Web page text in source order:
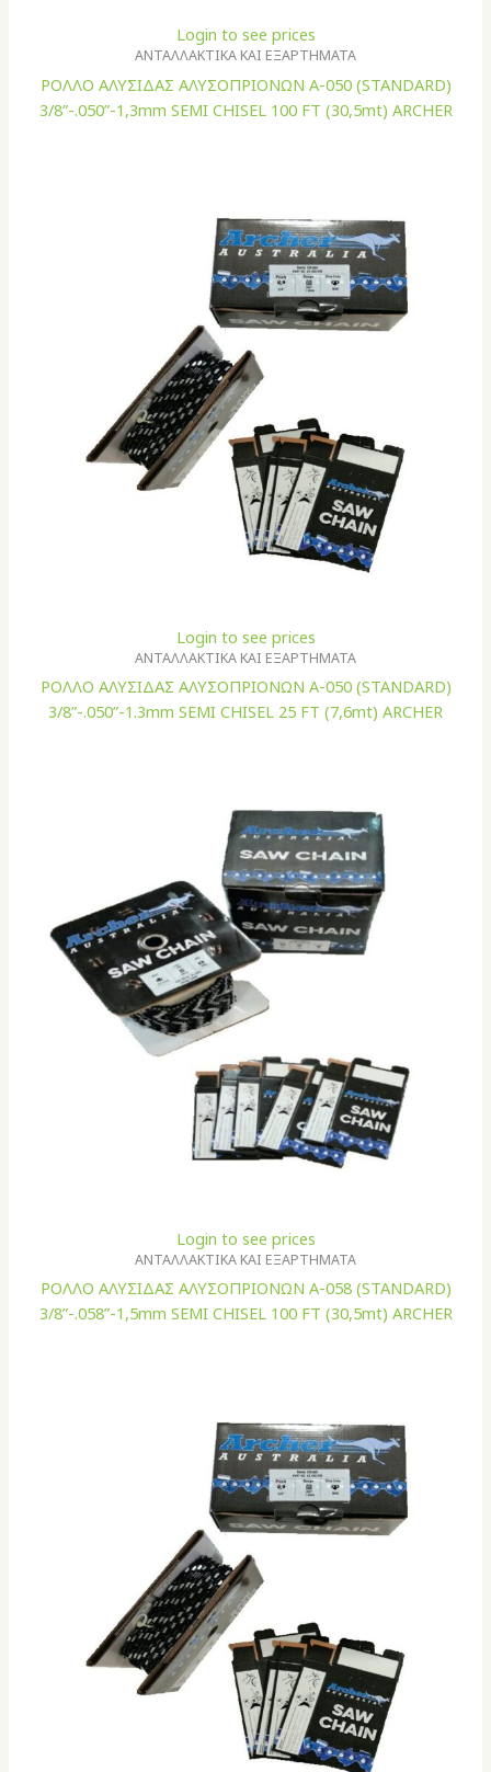
Login to see prices
ΑΝΤΑΛΛΑΚΤΙΚΑ ΚΑΙ ΕΞΑΡΤΗΜΑΤΑ
ΡΟΛΛΟ ΑΛΥΣΙΔΑΣ ΑΛΥΣΟΠΡΙΟΝΩΝ A-050 (STANDARD)
3/8”-.050”-1,3mm SEMI CHISEL 100 FT (30,5mt) ARCHER
Login to see prices
ΑΝΤΑΛΛΑΚΤΙΚΑ ΚΑΙ ΕΞΑΡΤΗΜΑΤΑ
ΡΟΛΛΟ ΑΛΥΣΙΔΑΣ ΑΛΥΣΟΠΡΙΟΝΩΝ A-050 (STANDARD)
3/8”-.050”-1.3mm SEMI CHISEL 25 FT (7,6mt) ARCHER
Login to see prices
ΑΝΤΑΛΛΑΚΤΙΚΑ ΚΑΙ ΕΞΑΡΤΗΜΑΤΑ
ΡΟΛΛΟ ΑΛΥΣΙΔΑΣ ΑΛΥΣΟΠΡΙΟΝΩΝ A-058 (STANDARD)
3/8”-.058”-1,5mm SEMI CHISEL 100 FT (30,5mt) ARCHER